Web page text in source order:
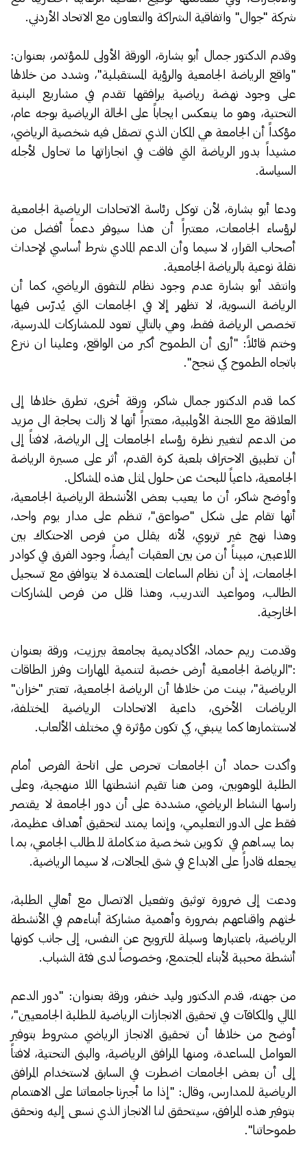
شركة "جوال" واتفاقية الشراكة والتعاون مع الاتحاد الأردني.
وقدم الدكتور جمال أبو بشارة، الورقة الأولى للمؤتمر، بعنوان:
"واقع الرياضة الجامعية والرؤية المستقبلية"، وشدد من خلالها
على وجود نهضة رياضية يرافقها تقدم في مشاريع البنية
التحتية، وهو ما ينعكس ايجاباً على الحالة الرياضية بوجه عام،
مؤكداً أن الجامعة هي المكان الذي تصقل فيه شخصية الرياضي،
مشيداً بدور الرياضة التي فاقت في انجازاتها ما تحاول لأجله
السياسة.
ودعا أبو بشارة، لأن توكل رئاسة الاتحادات الرياضية الجامعية
لرؤساء الجامعات، معتبراً أن هذا سيوفر دعماً أفضل من
أصحاب القرار، لا سيما وأن الدعم المادي شرط أساسي لإحداث
نقلة نوعية بالرياضة الجامعية.
وانتقد أبو بشارة عدم وجود نظام للتفوق الرياضي، كما أن
الرياضة النسوية، لا تظهر إلا في الجامعات التي يُدرّس فيها
تخصص الرياضة فقط، وهي بالتالي تعود للمشاركات المدرسية،
وختم قائلاً: "أرى أن الطموح أكبر من الواقع، وعلينا ان ننزع
باتجاه الطموح كي ننجح".
كما قدم الدكتور جمال شاكر، ورقة أخرى، تطرق خلالها إلى
العلاقة مع اللجنة الأولمبية، معتبراً أنها لا زالت بحاجة الى مزيد
من الدعم لتغيير نظرة رؤساء الجامعات إلى الرياضة، لافتاً إلى
أن تطبيق الاحتراف بلعبة كرة القدم، أثر على مسيرة الرياضة
الجامعية، داعياً للبحث عن حلول لمثل هذه المشاكل.
وأوضح شاكر، أن ما يعيب بعض الأنشطة الرياضية الجامعية،
أنها تقام على شكل "صواعق"، تنظم على مدار يوم واحد،
وهذا نهج غير تربوي، لأنه يقلل من فرص الاحتكاك بين
اللاعبين، مبيناً أن من بين العقبات أيضاً، وجود الفرق في كوادر
الجامعات، إذ أن نظام الساعات المعتمدة لا يتوافق مع تسجيل
الطالب، ومواعيد التدريب، وهذا قلل من فرص المشاركات
الخارجية.
وقدمت ريم حماد، الأكاديمية بجامعة بيرزيت، ورقة بعنوان
:"الرياضة الجامعية أرض خصبة لتنمية المهارات وفرز الطاقات
الرياضية"، بينت من خلالها أن الرياضة الجامعية، تعتبر "خزان"
الرياضات الأخرى، داعية الاتحادات الرياضية المختلفة،
لاستثمارها كما ينبغي، كي تكون مؤثرة في مختلف الألعاب.
وأكدت حماد أن الجامعات تحرص على اتاحة الفرص أمام
الطلبة الموهوبين، ومن هنا تقيم انشطتها اللا منهجية، وعلى
راسها النشاط الرياضي، مشددة على أن دور الجامعة لا يقتصر
فقط على الدور التعليمي، وإنما يمتد لتحقيق أهداف عظيمة،
بما يساهم في تكوين شخصية متكاملة للطالب الجامعي، بما
يجعله قادراً على الابداع في شتى المجالات، لا سيما الرياضية.
ودعت إلى ضرورة توثيق وتفعيل الاتصال مع أهالي الطلبة،
لحثهم واقناعهم بضرورة وأهمية مشاركة أبناءهم في الأنشطة
الرياضية، باعتبارها وسيلة للترويح عن النفس، إلى جانب كونها
أنشطة محببة لأبناء المجتمع، وخصوصاً لدى فئة الشباب.
من جهته، قدم الدكتور وليد خنفر، ورقة بعنوان: "دور الدعم
المالي والمكافآت في تحقيق الانجازات الرياضية للطلبة الجامعيين"،
أوضح من خلالها أن تحقيق الانجاز الرياضي مشروط بتوفير
العوامل المساعدة، ومنها المرافق الرياضية، والبنى التحتية، لافتاً
إلى أن بعض الجامعات اضطرت في السابق لاستخدام المرافق
الرياضية للمدارس، وقال: "إذا ما أجبرنا جامعاتنا على الاهتمام
بتوفير هذه المرافق، سيتحقق لنا الانجاز الذي نسعى إليه ونحقق
طموحاتنا".